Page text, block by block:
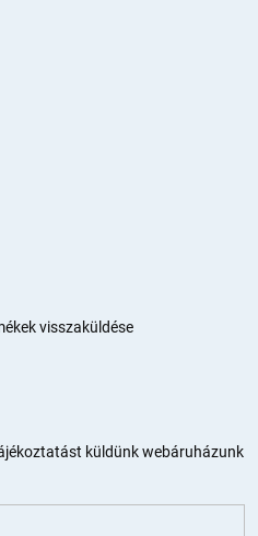
visszaküldése
küldünk webáruházunk